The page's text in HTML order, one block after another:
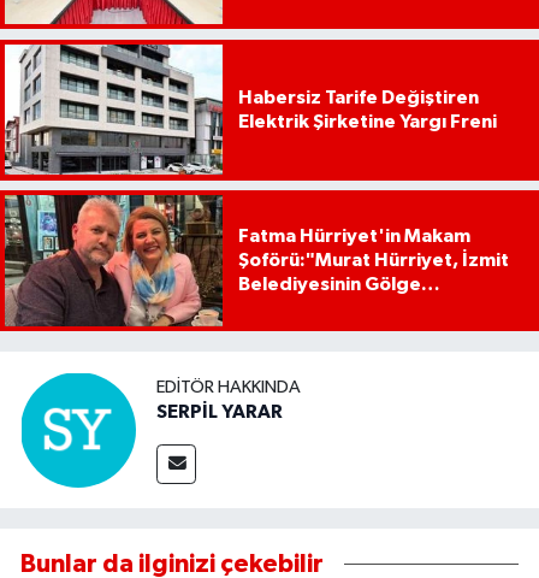
Habersiz Tarife Değiştiren
Elektrik Şirketine Yargı Freni
Fatma Hürriyet'in Makam
Şoförü:"Murat Hürriyet, İzmit
Belediyesinin Gölge
EDITÖR HAKKINDA
SERPİL YARAR
Bunlar da ilginizi çekebilir